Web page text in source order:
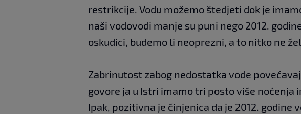
restrikcije. Vodu možemo štedjeti dok je
naši vodovodi manje su puni nego 2012.
oskudici, budemo li neoprezni, a to nitko ne
Zabrinutost zabog nedostatka vode
govore ja u Istri imamo tri posto više noćenja
Ipak, pozitivna je činjenica da je 2012. godine